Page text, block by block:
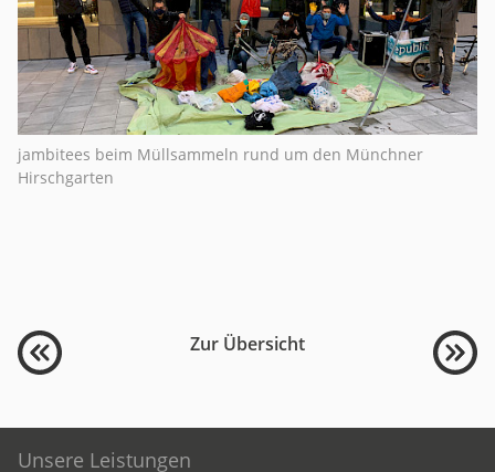
jambitees beim Müllsammeln rund um den Münchner
Hirschgarten
Zur Übersicht
Unsere Leistungen